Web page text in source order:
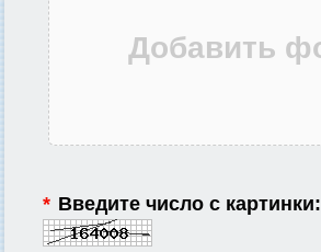
* Введите число с картинки: